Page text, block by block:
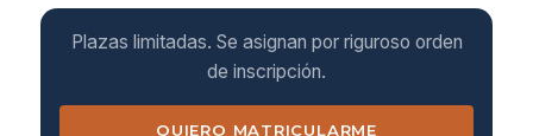
Plazas limitadas. Se asignan por riguroso orden
de inscripción.
QUIERO MATRICULARME